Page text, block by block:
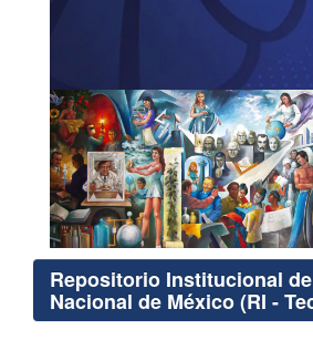
Repositorio Institucional
Nacional de México (RI -